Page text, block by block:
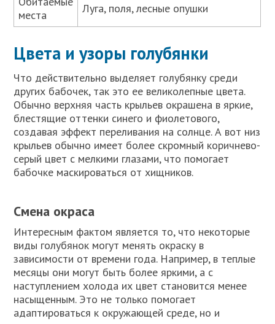
места
Луга, поля, лесные опушки
Цвета и узоры голубянки
Что действительно выделяет голубянку среди
других бабочек, так это ее великолепные цвета.
Обычно верхняя часть крыльев окрашена в яркие,
блестящие оттенки синего и фиолетового,
создавая эффект переливания на солнце. А вот низ
крыльев обычно имеет более скромный коричнево-
серый цвет с мелкими глазами, что помогает
бабочке маскироваться от хищников.
Смена окраса
Интересным фактом является то, что некоторые
виды голубянок могут менять окраску в
зависимости от времени года. Например, в теплые
месяцы они могут быть более яркими, а с
наступлением холода их цвет становится менее
насыщенным. Это не только помогает
адаптироваться к окружающей среде, но и